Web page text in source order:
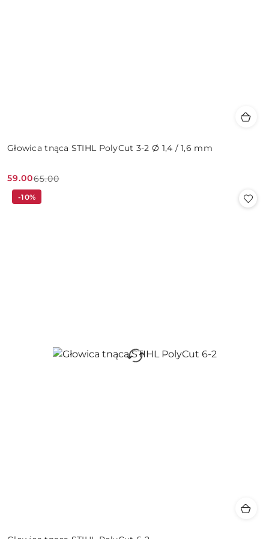
Głowica tnąca STIHL PolyCut 3-2 Ø 1,4 / 1,6 mm
Cena
promocyjna:
59.00
Cena
przed
65.00
-10%